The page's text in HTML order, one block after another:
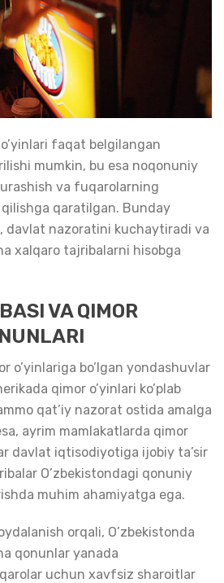
faqat belgilangan
mumkin, bu esa noqonuniy
va fuqarolarning
qaratilgan. Bunday
davlat nazoratini kuchaytiradi va
xalqaro tajribalarni hisobga
VA QIMOR
o’yinlariga bo’lgan yondashuvlar
qimor o’yinlari ko’plab
qat’iy nazorat ostida amalga
ayrim mamlakatlarda qimor
davlat iqtisodiyotiga ijobiy ta’sir
O’zbekistondagi qonuniy
muhim ahamiyatga ega.
orqali, O’zbekistonda
qonunlar yanada
uchun xavfsiz sharoitlar